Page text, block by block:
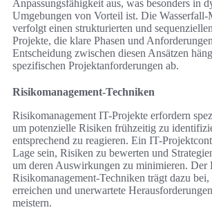
Anpassungsfähigkeit aus, was besonders in
Umgebungen von Vorteil ist. Die Wasserfall-
verfolgt einen strukturierten und
Projekte, die klare Phasen und
Entscheidung zwischen diesen Ansätzen
spezifischen Projektanforderungen ab.
Risikomanagement-Techniken
Risikomanagement IT-Projekte erfordern
um potenzielle Risiken frühzeitig zu
entsprechend zu reagieren. Ein IT-
Lage sein, Risiken zu bewerten und
um deren Auswirkungen zu minimieren. Der
Risikomanagement-Techniken trägt dazu
erreichen und unerwartete
meistern.